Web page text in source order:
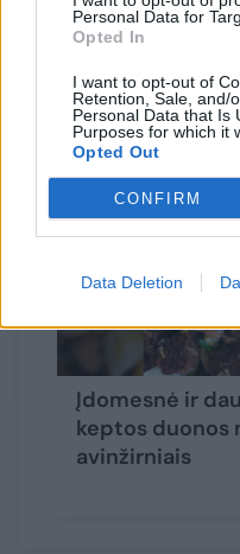
Personal Data for
Opted In
I want to opt-out of
Retention, Sale, and/
Personal Data that Is
Purposes for which it
Opted Out
CONFIRM
Data Deletion
Susiję
Įdomesnė ir
keptos duonos
avinžirniais